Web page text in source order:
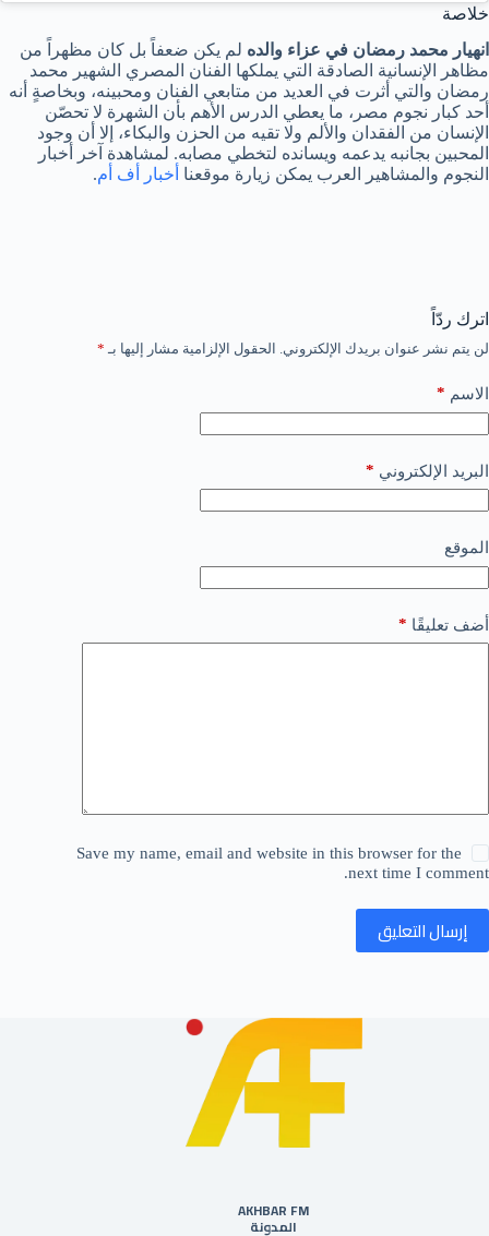
خلاصة
انهيار محمد رمضان في عزاء والده لم يكن ضعفاً بل كان مظهراً من
مظاهر الإنسانية الصادقة التي يملكها الفنان المصري الشهير محمد
رمضان والتي أثرت في العديد من متابعي الفنان ومحبينه، وبخاصةٍ أنه
أحد كبار نجوم مصر، ما يعطي الدرس الأهم بأن الشهرة لا تحصّن
الإنسان من الفقدان والألم ولا تقيه من الحزن والبكاء، إلا أن وجود
المحبين بجانبه يدعمه ويسانده لتخطي مصابه. لمشاهدة آخر أخبار
النجوم والمشاهير العرب يمكن زيارة موقعنا أخبار أف أم.
اترك ردّاً
لن يتم نشر عنوان بريدك الإلكتروني. الحقول الإلزامية مشار إليها بـ *
الاسم *
البريد الإلكتروني *
الموقع
أضف تعليقًا *
Save my name, email and website in this browser for the
next time I comment.
إرسال التعليق
AKHBAR FM
المدونة